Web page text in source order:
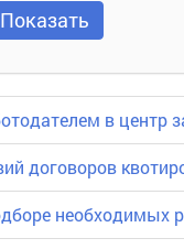
Показать
в центр
договоров
необходимых